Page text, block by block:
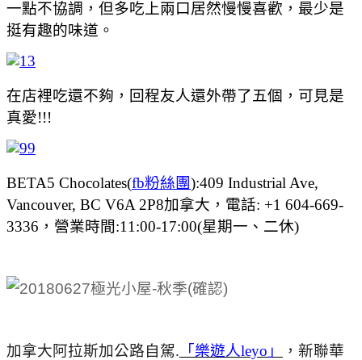
一點不協調，但多吃上兩口居然慢慢喜歡，最少是
挺有趣的味道。
在店裡吃還不夠，回程友人還外帶了五個，可見是
真愛!!!
BETA5 Chocolates(fb粉絲團):409 Industrial Ave,
Vancouver, BC V6A 2P8加拿大，電話: +1 604-669-
3336，營業時間:11:00-17:00(星期一、二休)
加拿大阿拉斯加公路自駕. 「樂遊人leyo」
，新聯華